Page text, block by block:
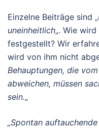
Einzelne Beiträge sind „
uneinheitlich„. Wie
festgestellt? Wir
wird von ihm nicht
Behauptungen, die
abweichen, müssen
sein.„
„Spontan